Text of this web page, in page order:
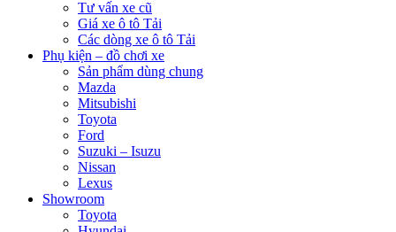
Tư vấn xe cũ
Giá xe ô tô Tải
Các dòng xe ô tô Tải
Phụ kiện – đồ chơi xe
Sản phẩm dùng chung
Mazda
Mitsubishi
Toyota
Ford
Suzuki – Isuzu
Nissan
Lexus
Showroom
Toyota